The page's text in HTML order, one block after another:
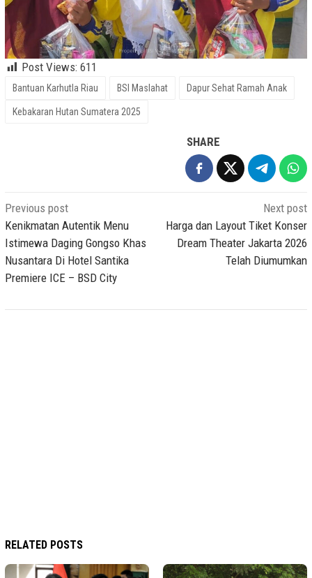
Post Views: 611
Bantuan Karhutla Riau BSI Maslahat Dapur Sehat Ramah Anak
Kebakaran Hutan Sumatera 2025
SHARE
Post
navigation
Previous post
Kenikmatan Autentik Menu
Istimewa Daging Gongso Khas
Nusantara Di Hotel Santika
Premiere ICE – BSD City
Next post
Harga dan Layout Tiket Konser
Dream Theater Jakarta 2026
Telah Diumumkan
RELATED POSTS